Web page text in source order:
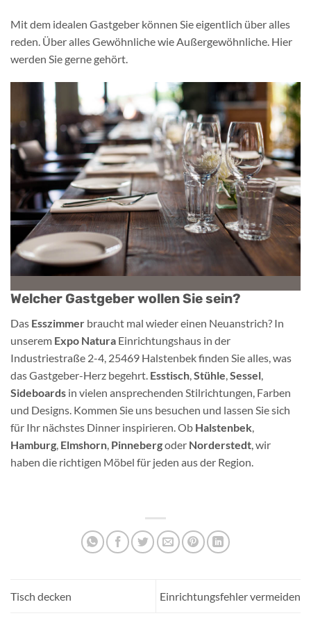
Mit dem idealen Gastgeber können Sie eigentlich über alles
reden. Über alles Gewöhnliche wie Außergewöhnliche. Hier
werden Sie gerne gehört.
Welcher Gastgeber wollen Sie sein?
Das Esszimmer braucht mal wieder einen Neuanstrich? In
unserem Expo Natura Einrichtungshaus in der
Industriestraße 2-4, 25469 Halstenbek finden Sie alles, was
das Gastgeber-Herz begehrt. Esstisch,Stühle,Sessel,
Sideboards in vielen ansprechenden Stilrichtungen, Farben
und Designs. Kommen Sie uns besuchen und lassen Sie sich
für Ihr nächstes Dinner inspirieren. Ob Halstenbek,
Hamburg, Elmshorn, Pinnebergoder Norderstedt, wir
haben die richtigen Möbel für jeden aus der Region.
Tisch decken Einrichtungsfehler vermeiden